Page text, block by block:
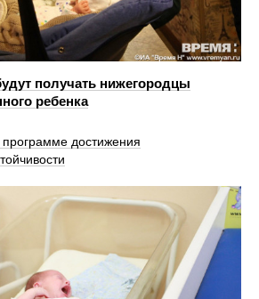
получать нижегородцы
ребенка
программе достижения